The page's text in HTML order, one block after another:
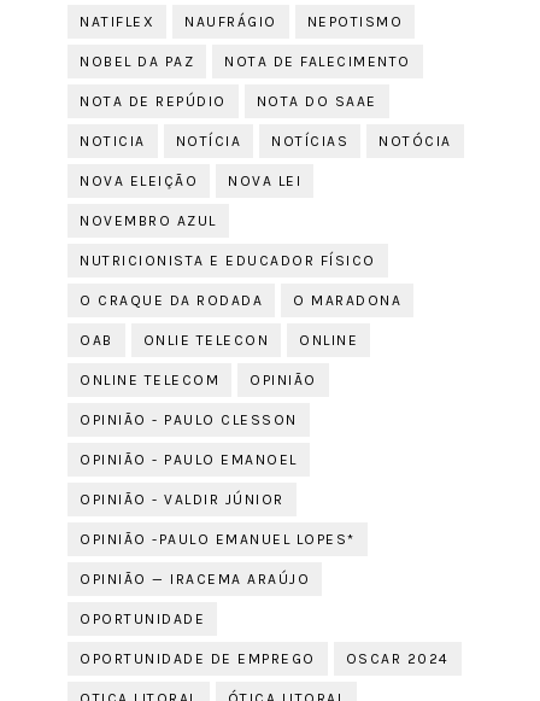
NATIFLEX NAUFRÁGIO NEPOTISMO
NOBEL DA PAZ NOTA DE FALECIMENTO
NOTA DE REPÚDIO NOTA DO SAAE
NOTICIA NOTÍCIA NOTÍCIAS NOTÓCIA
NOVA ELEIÇÃO NOVA LEI
NOVEMBRO AZUL
NUTRICIONISTA E EDUCADOR FÍSICO
O CRAQUE DA RODADA O MARADONA
OAB ONLIE TELECON ONLINE
ONLINE TELECOM OPINIÃO
OPINIÃO - PAULO CLESSON
OPINIÃO - PAULO EMANOEL
OPINIÃO - VALDIR JÚNIOR
OPINIÃO -PAULO EMANUEL LOPES*
OPINIÃO — IRACEMA ARAÚJO
OPORTUNIDADE
OPORTUNIDADE DE EMPREGO OSCAR 2024